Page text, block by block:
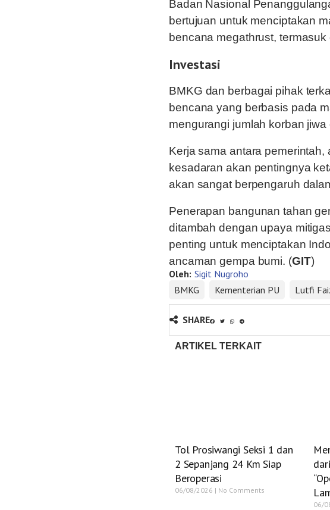
Badan Nasional
bertujuan untuk menciptakan
bencana megathrust,
Investasi
BMKG dan berbagai pihak
bencana yang berbasis pada
mengurangi jumlah korban
Kerja sama antara
kesadaran akan pentingnya
akan sangat berpengaruh
Penerapan bangunan tahan
ditambah dengan upaya
penting untuk menciptakan
ancaman gempa bumi. (GIT)
Oleh: Sigit Nugroho
BMKG
Kementerian PU Lutfi
SHARE
ARTIKEL TERKAIT
Tol Prosiwangi Seksi 1 dan
2 Sepanjang 24 Km Siap
Beroperasi
06/08/2026 No Comments
06/